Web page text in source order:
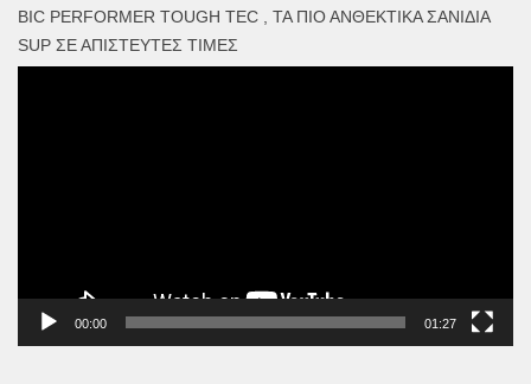
BIC PERFORMER TOUGH TEC , ΤΑ ΠΙΟ ΑΝΘΕΚΤΙΚΆ ΣΑΝΊΔΙΑ
SUP ΣΕ ΑΠΊΣΤΕΥΤΕΣ ΤΙΜΈΣ
00:00 01:27